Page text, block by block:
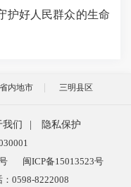
护好人民群众的生命
省内地市 三明县区
我们
隐私保护
闽ICP备15013523号
0598-8222008